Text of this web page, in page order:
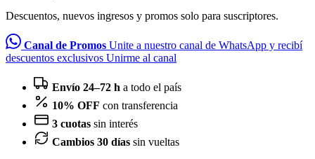
Descuentos, nuevos ingresos y promos solo para suscriptores.
Canal de Promos Unite a nuestro canal de WhatsApp y recibí
descuentos exclusivos Unirme al canal
Envío 24–72 h a todo el país
10% OFF con transferencia
3 cuotas sin interés
Cambios 30 días sin vueltas